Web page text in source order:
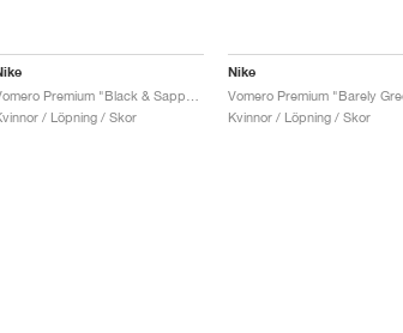
/ Löpning / Skor
Nike
Kvinnor / Löpning / Skor